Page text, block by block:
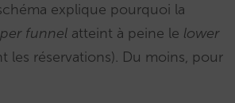
explique pourquoi la
funnel atteint à peine le lower
les réservations). Du moins, pour